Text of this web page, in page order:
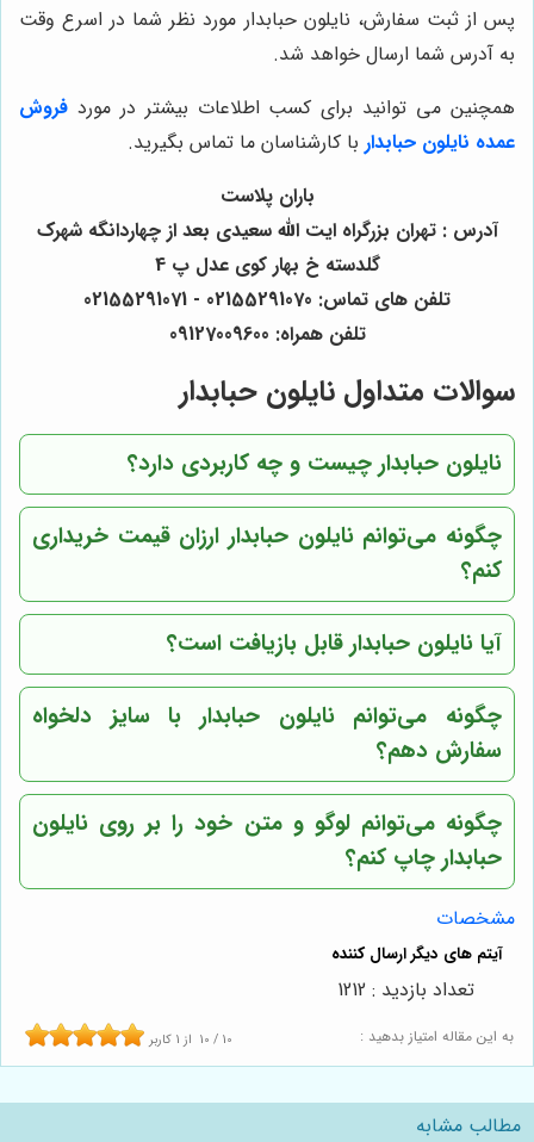
پس از ثبت سفارش، نایلون حبابدار مورد نظر شما در اسرع وقت
به آدرس شما ارسال خواهد شد.
همچنین می توانید برای کسب اطلاعات بیشتر در مورد فروش
عمده نایلون حبابدار با کارشناسان ما تماس بگیرید.
باران پلاست
آدرس : تهران بزرگراه ایت الله سعیدی بعد از چهاردانگه شهرک
گلدسته خ بهار کوی عدل پ 4
تلفن های تماس: 02155291070 - 02155291071
تلفن همراه: 09127009600
سوالات متداول نایلون حبابدار
نایلون حبابدار چیست و چه کاربردی دارد؟
چگونه می‌توانم نایلون حبابدار ارزان قیمت خریداری
کنم؟
آیا نایلون حبابدار قابل بازیافت است؟
چگونه می‌توانم نایلون حبابدار با سایز دلخواه
سفارش دهم؟
چگونه می‌توانم لوگو و متن خود را بر روی نایلون
حبابدار چاپ کنم؟
مشخصات
به این مقاله امتیاز بدهید : 10 / 10 از 1 کاربر
تعداد بازدید : 1212
مطالب مشابه